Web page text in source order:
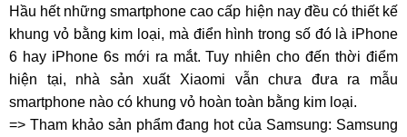
Hầu hết những smartphone cao cấp hiện nay đều có thiết kế
khung vỏ bằng kim loại, mà điển hình trong số đó là iPhone
6 hay iPhone 6s mới ra mắt. Tuy nhiên cho đến thời điểm
hiện tại, nhà sản xuất Xiaomi vẫn chưa đưa ra mẫu
smartphone nào có khung vỏ hoàn toàn bằng kim loại.
=> Tham khảo sản phẩm đang hot của Samsung: Samsung